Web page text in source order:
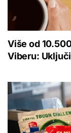
Više od
Viberu: